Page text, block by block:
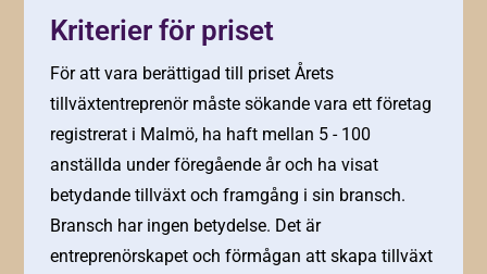
Kriterier för priset
För att vara berättigad till priset Årets
tillväxtentreprenör måste sökande vara ett företag
registrerat i Malmö, ha haft mellan 5 - 100
anställda under föregående år och ha visat
betydande tillväxt och framgång i sin bransch.
Bransch har ingen betydelse. Det är
entreprenörskapet och förmågan att skapa tillväxt